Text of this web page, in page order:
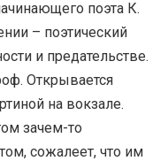
поэта К.
– поэтический
и предательстве.
Открывается
на вокзале.
зачем-то
сожалеет, что им